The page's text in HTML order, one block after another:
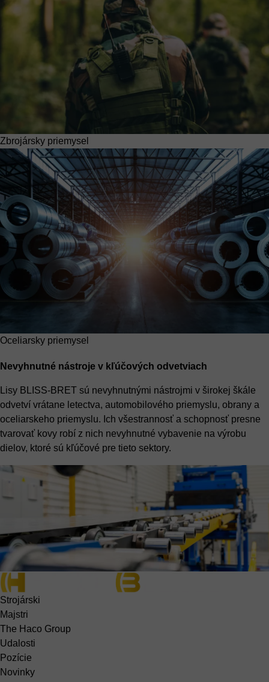
Zbrojársky priemysel
Oceliarsky priemysel
Nevyhnutné nástroje v kľúčových odvetviach
Lisy BLISS-BRET sú nevyhnutnými nástrojmi v širokej škále
odvetví vrátane letectva, automobilového priemyslu, obrany a
oceliarskeho priemyslu. Ich všestrannosť a schopnosť presne
tvarovať kovy robí z nich nevyhnutné vybavenie na výrobu
dielov, ktoré sú kľúčové pre tieto sektory.
Strojárski
Majstri
The Haco Group
Udalosti
Pozície
Novinky